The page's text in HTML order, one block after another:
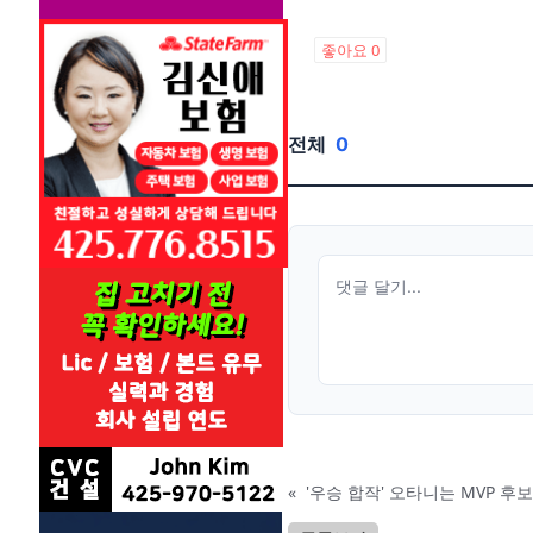
좋아요 0
전체 0
« '우승 합작' 오타니는 MVP 후